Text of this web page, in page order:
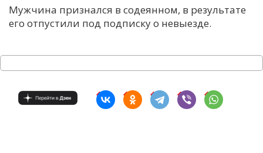
К
С
Мужчина признался в содеянном, в результате
его отпустили под подписку о невыезде.